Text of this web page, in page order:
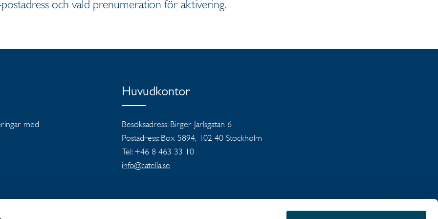
och vald prenumeration för aktivering.
med
Huvudkontor
Besöksadress: Birger Jarlsgatan 6
Postadress: Box 5894, 102 40 Stockholm
Tel: +46 8 463 33 10
info@catella.se